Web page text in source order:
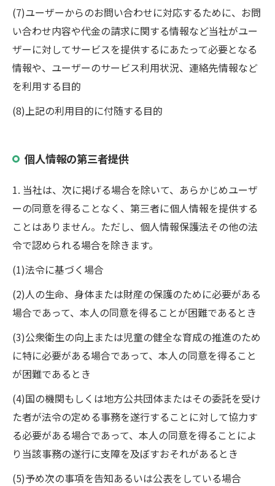
(7)ユーザーからのお問い合わせに対応するために、お問
い合わせ内容や代金の請求に関する情報など当社がユー
ザーに対してサービスを提供するにあたって必要となる
情報や、ユーザーのサービス利用状況、連絡先情報など
を利用する目的
(8)上記の利用目的に付随する目的
個人情報の第三者提供
1. 当社は、次に掲げる場合を除いて、あらかじめユーザ
ーの同意を得ることなく、第三者に個人情報を提供する
ことはありません。ただし、個人情報保護法その他の法
令で認められる場合を除きます。
(1)法令に基づく場合
(2)人の生命、身体または財産の保護のために必要がある
場合であって、本人の同意を得ることが困難であるとき
(3)公衆衛生の向上または児童の健全な育成の推進のため
に特に必要がある場合であって、本人の同意を得ること
が困難であるとき
(4)国の機関もしくは地方公共団体またはその委託を受け
た者が法令の定める事務を遂行することに対して協力す
る必要がある場合であって、本人の同意を得ることによ
り当該事務の遂行に支障を及ぼすおそれがあるとき
(5)予め次の事項を告知あるいは公表をしている場合